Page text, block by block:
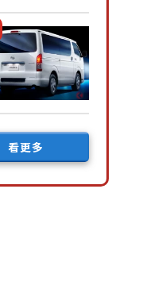
看更多